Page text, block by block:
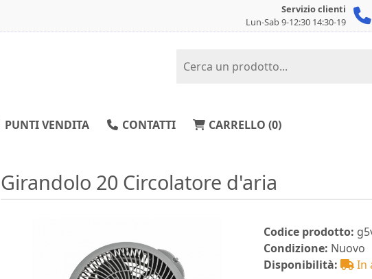
Servizio clienti
Lun-Sab 9-12:30 14:30-19
PUNTI VENDITA CONTATTI CARRELLO (0)
Girandolo 20 Circolatore d'aria
Codice prodotto:
Condizione: Nuovo
Disponibilità:
In